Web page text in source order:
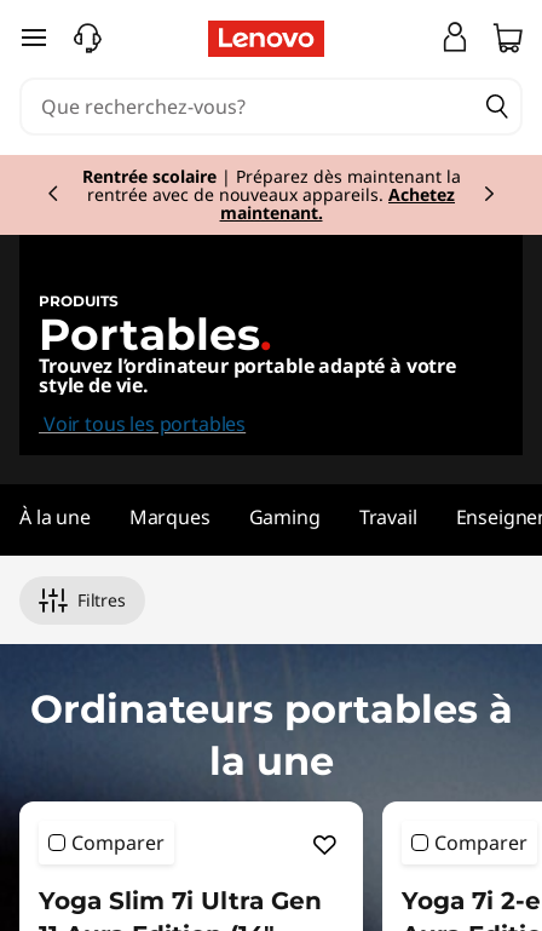
o
n
s
M
passer au contenu principal
Rentrée scolaire| Préparez dès maintenant la
rentrée avec de nouveaux appareils. Achetez
maintenant.
Currently displaying item 1 of 2
PRODUITS
Portables.
Trouvez l’ordinateur portable adapté à votre
style de vie.
Voir tous les portables
À la une Marques Gaming Travail
Filtres
Ordinateurs portables à
la une
Comparer
Yoga Slim 7i Ultra Gen
Comparer
Yoga 7i 2-